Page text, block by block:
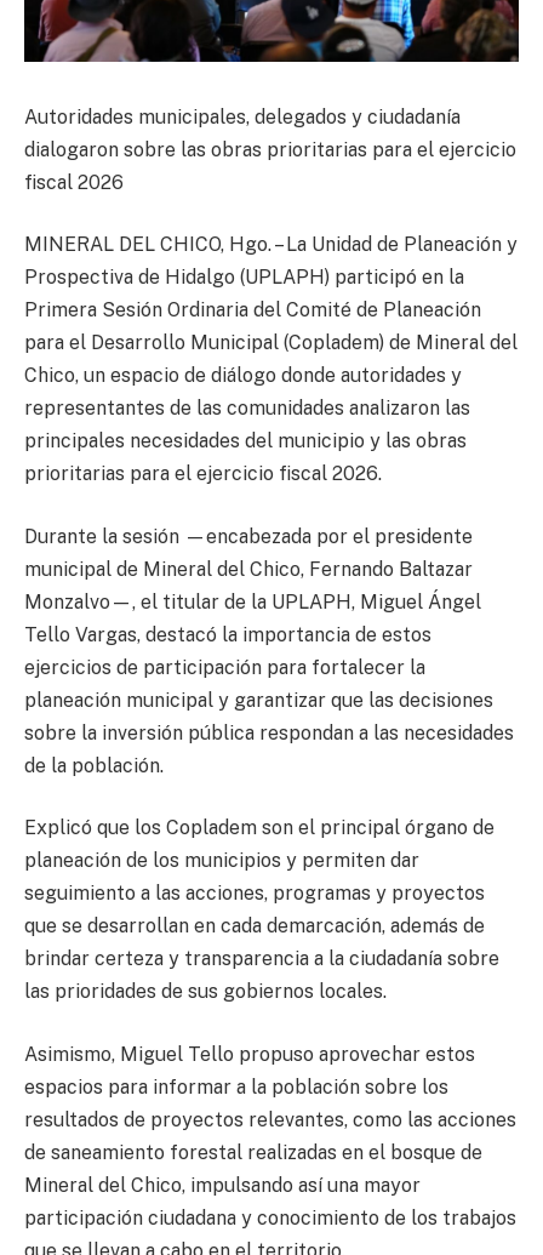
Autoridades municipales, delegados y ciudadanía
dialogaron sobre las obras prioritarias para el ejercicio
fiscal 2026
MINERAL DEL CHICO, Hgo. – La Unidad de Planeación y
Prospectiva de Hidalgo (UPLAPH) participó en la
Primera Sesión Ordinaria del Comité de Planeación
para el Desarrollo Municipal (Copladem) de Mineral del
Chico, un espacio de diálogo donde autoridades y
representantes de las comunidades analizaron las
principales necesidades del municipio y las obras
prioritarias para el ejercicio fiscal 2026.
Durante la sesión —encabezada por el presidente
municipal de Mineral del Chico, Fernando Baltazar
Monzalvo—, el titular de la UPLAPH, Miguel Ángel
Tello Vargas, destacó la importancia de estos
ejercicios de participación para fortalecer la
planeación municipal y garantizar que las decisiones
sobre la inversión pública respondan a las necesidades
de la población.
Explicó que los Copladem son el principal órgano de
planeación de los municipios y permiten dar
seguimiento a las acciones, programas y proyectos
que se desarrollan en cada demarcación, además de
brindar certeza y transparencia a la ciudadanía sobre
las prioridades de sus gobiernos locales.
Asimismo, Miguel Tello propuso aprovechar estos
espacios para informar a la población sobre los
resultados de proyectos relevantes, como las acciones
de saneamiento forestal realizadas en el bosque de
Mineral del Chico, impulsando así una mayor
participación ciudadana y conocimiento de los trabajos